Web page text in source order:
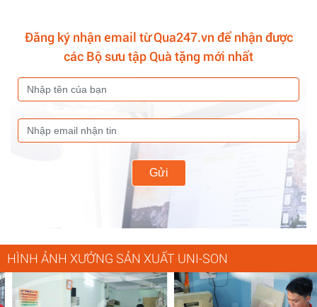
Đăng ký nhận email từ Qua247.vn để nhận được
các Bộ sưu tập Quà tặng mới nhất
Gửi
HÌNH ẢNH XƯỞNG SẢN XUẤT UNI-SON